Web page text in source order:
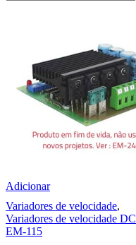
Adicionar
Variadores de velocidade,
Variadores de velocidade DC
EM-115